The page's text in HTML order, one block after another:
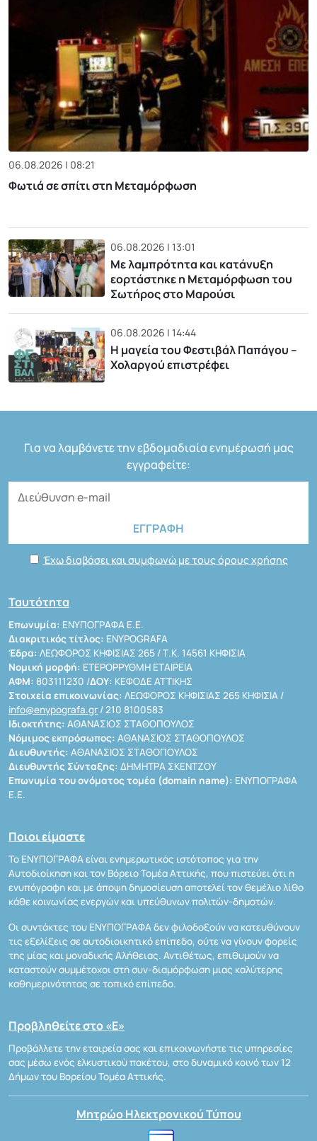
06.08.2026 | 08:21
Φωτιά σε σπίτι στη Μεταμόρφωση
06.08.2026 | 13:01
Με λαμπρότητα και κατάνυξη
εορτάστηκε η Μεταμόρφωση του
Σωτήρος στο Μαρούσι
06.08.2026 | 14:44
Η μαγεία του Φεστιβάλ Παπάγου –
Χολαργού επιστρέφει
Για να λαμβάνετε την εβδομαδιαία ενημέρωσή μας
εγγραφείτε:
Έχω διαβάσει και συμφωνώ με τους όρους χρήσης
Ταυτότητα
Επωνυμία: ΕΝΥΠΟΓΡΑΦΑ Ε.Ε.
Διακριτικός τίτλος: ENYPOGRAFA
Έδρα: ΛΕΩΦΟΡΟΣ ΚΗΦΙΣΙΑΣ 265 / Τ.Κ. 14561 ΚΗΦΙΣΙΑ
Νομική μορφή: ΕΤΕΡΟΡΡΥΘΜΗ ΕΤΑΙΡΕΙΑ
ΑΦΜ: 803111230 /ΔΟΥ: ΚΕΦΟΔΕ ΑΤΤΙΚΗΣ
Στοιχεία επικοινωνίας: ΛΕΩΦΟΡΟΣ ΚΗΦΙΣΙΑΣ 265 ΚΗΦΙΣΙΑ /
info@enypografa.gr / 210 8100583
Ιδιοκτήτης: ΑΘΑΝΑΣΙΟΣ ΣΤΑΘΟΠΟΥΛΟΣ
Νόμιμος εκπρόσωπος: ΑΘΑΝΑΣΙΟΣ ΣΤΑΘΟΠΟΥΛΟΣ
Διευθυντής: ΑΘΑΝΑΣΙΟΣ ΣΤΑΘΟΠΟΥΛΟΣ
Διευθυντής Σύνταξης: ΔΗΜΗΤΡΑ ΣΚΕΝΤΖΟΥ
Επωνυμία του ονόματος τομέα (domain name): ΕΝΥΠΟΓΡΑΦΑ
Ε.Ε.
Ποιοι είμαστε
Το ΕΝΥΠΟΓΡΑΦΑ είναι ενημερωτικός ιστότοπος για την
Αυτοδιοίκηση και τον Βόρειο Τομέα Αττικής, που πιστεύει ότι η
ενυπόγραφη και με άποψη δημοσίευση αποτελεί τον θεμέλιο λίθο
κάθε κοινωνίας ενεργών και υπεύθυνων πολιτών-δημοτών.
Οι συντάκτες του ΕΝΥΠΟΓΡΑΦΑ δεν φιλοδοξούν να κατευθύνουν
τις εξελίξεις σε αυτοδιοικητικό επίπεδο, ούτε να γίνουν φορείς
της μίας και μοναδικής Αλήθειας. Αντιθέτως, επιθυμούν να
καταστούν συμμέτοχοι στη συν-διαμόρφωση μιας καλύτερης
καθημερινότητας σε τοπικό επίπεδο.
Προβληθείτε στο «Ε»
Προβάλλετε την εταιρεία σας και επικοινωνήστε τις υπηρεσίες
σας μέσω ενός ελκυστικού πακέτου, στο δυναμικό κοινό των 12
Δήμων του Βορείου Τομέα Αττικής.
Μητρώο Ηλεκτρονικού Τύπου